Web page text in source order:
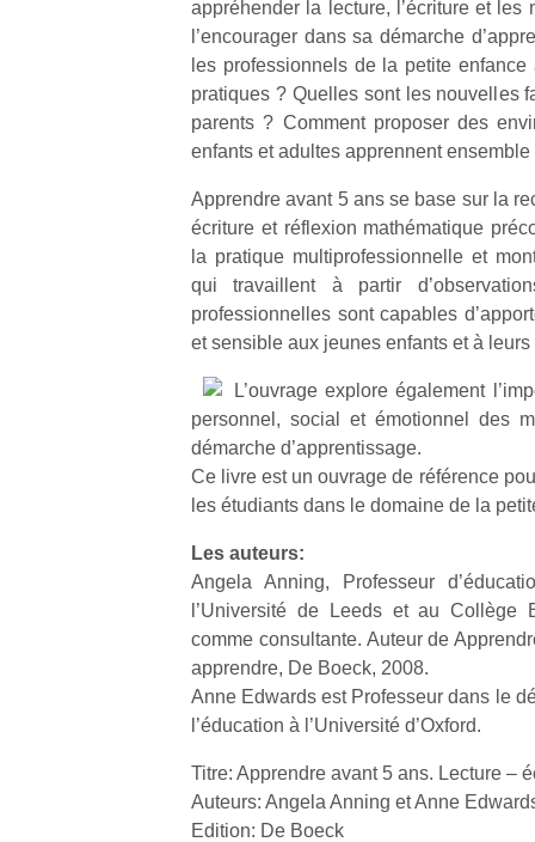
appréhender la lecture, l’écriture et les
l’encourager dans sa démarche
les professionnels de la petite
pratiques ? Quelles sont les nouvelles
parents ? Comment proposer des
enfants et adultes apprennent ensemble
Apprendre avant 5 ans se base sur la
écriture et réflexion mathématique
la pratique multiprofessionnelle et
qui travaillent à partir
professionnelles sont capables
et sensible aux jeunes enfants et à leurs
L’ouvrage explore également
personnel, social et émotionnel des
démarche d’apprentissage.
Ce livre est un ouvrage de référence
les étudiants dans le domaine de la
Les auteurs:
Angela Anning, Professeur
l’Université de Leeds et au Collège
comme consultante. Auteur de
apprendre, De Boeck, 2008.
Anne Edwards est Professeur dans le
l’éducation à l’Université d’Oxford.
Titre: Apprendre avant 5 ans. Lecture –
Auteurs: Angela Anning et Anne
Edition: De Boeck